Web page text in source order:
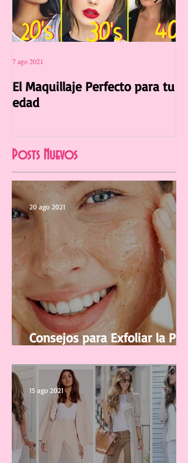
El Maquillaje Perfecto para tu
edad
7 ago 2021
Posts Nuevos
Consejos para Exfoliar la Piel
20 ago 2021
15 ago 2021